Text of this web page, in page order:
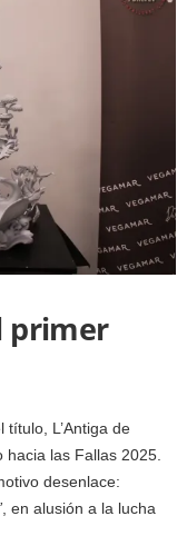
primer
L’Antiga de
hacia las Fallas 2025.
desenlace:
, en alusión a la lucha